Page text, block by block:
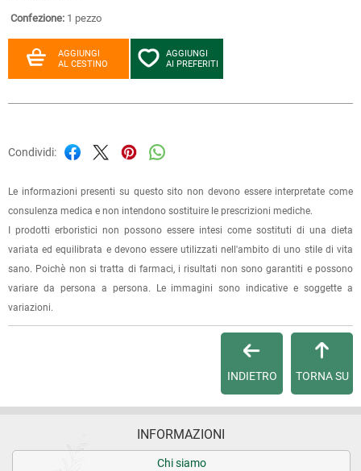
Confezione: 1 pezzo
AGGIUNGI
AL CESTINO
AGGIUNGI
AI PREFERITI
Condividi:
Le informazioni presenti su questo sito non devono essere interpretate come
consulenza medica e non intendono sostituire le prescrizioni mediche.
I prodotti erboristici non possono essere intesi come sostituti di una dieta
variata ed equilibrata e devono essere utilizzati nell'ambito di uno stile di vita
sano. Poichè non si tratta di farmaci, i risultati non sono garantiti e possono
variare da persona a persona. Le immagini sono indicative e soggette a
variazioni.
TORNA SU
INDIETRO
INFORMAZIONI
Chi siamo